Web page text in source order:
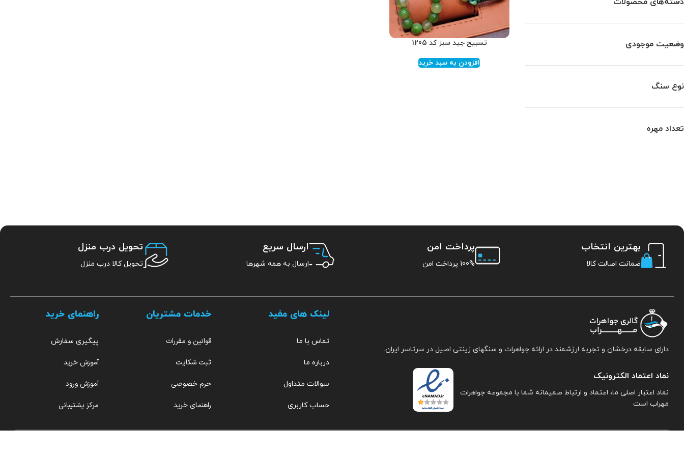
وضعیت موجودی
نوع سنگ
تعداد مهره
تسبیح جید سبز کد 1205
افزودن به سبد خرید
بهترین انتخاب
ضمانت اصالت کالا
پرداخت امن
100% پرداخت امن
ارسال سریع
ارسال به همه شهرها
تحویل درب منزل
تحویل کالا درب منزل
دارای سابقه درخشان و تجربه ارزشمند در ارائه جواهرات و سنگهای زینتی اصیل در سرتاسر ایران.
نماد اعتماد الکترونیک
نماد اعتبار اصلی ما، اعتماد و ارتباط صمیمانه شما با مجموعه جواهرات
مهراب است
لینک های مفید
تماس با ما
درباره ما
سوالات متداول
حساب کاربری
خدمات مشتریان
قوانین و مقررات
ثبت شکایت
حرم خصوصی
راهنمای خرید
راهنمای خرید
پیگیری سفارش
آموزش خرید
آموزش ورود
مرکز پشتیبانی